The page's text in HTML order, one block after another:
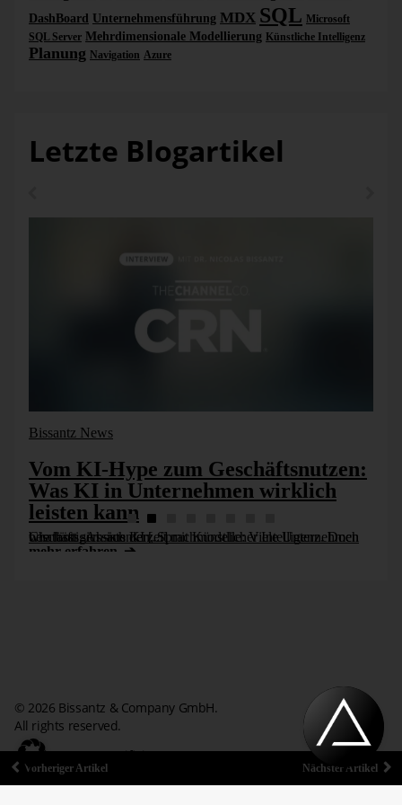
Durch Klicken der rechten Maustaste auf den Projektnamen
erscheint ein Kontextmenü. Auch hier befindet sich eine
Zeile mit „Einstellungen“, welche ein neues Fenster öffnet.
Protection Level befinden müssen wie das Projekt, da
ansonsten das Projekt nicht ausgeführt werden kann.
Über die Kommandozeile:
DashBoard Unternehmensführung MDX SQL Microsoft
SQL Server Mehrdimensionale Modellierung Künstliche Intelligenz
Planung Navigation Azure
Letzte Blogartikel
Bissantz News
Vom KI-Hype zum Geschäftsnutzen:
Was KI in Unternehmen wirklich
leisten kann
Chatbots, Assistenten, Sprachmodelle: Viele Unternehmen beschäftigen sich derzeit mit Künstlicher Intelligenz. Doch wie lässt sich aus KI [...]
mehr erfahren
Vorheriger Artikel Nächster Artikel
© 2026 Bissantz & Company GmbH.
All rights reserved.
ISO/IEC 27001 zertifiziert
Impressum
Datenschutzerklärung Kontakt